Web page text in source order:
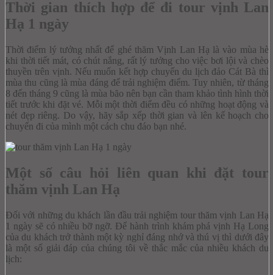
Thời gian thích hợp để đi tour vịnh Lan
Hạ 1 ngày
Thời điểm lý tưởng nhất để ghé thăm Vịnh Lan Hạ là vào mùa hè
khi thời tiết mát, có chút nắng, rất lý tưởng cho việc bơi lội và chèo
thuyền trên vịnh. Nếu muốn kết hợp chuyến du lịch đảo Cát Bà thì
mùa thu cũng là mùa đáng để trải nghiệm điểm.Tuy nhiên, từ tháng
8 đến tháng 9 cũng là mùa bão nên bạn cần tham khảo tình hình thời
tiết trước khi đặt vé. Mỗi một thời điểm đều có những hoạt động và
nét đẹp riêng. Do vậy, hãy sắp xếp thời gian và lên kế hoạch cho
chuyến đi của mình một cách chu đáo bạn nhé.
Một số câu hỏi liên quan khi đặt tour
thăm vịnh Lan Hạ
Đối với những du khách lần đầu trải nghiệm tour thăm vịnh Lan Hạ
1 ngày sẽ có nhiều bỡ ngỡ. Để hành trình khám phá vịnh Hạ Long
của du khách trở thành một kỳ nghỉ đáng nhớ và thú vị thì dưới đây
là một số giải đáp của chúng tôi về thắc mắc của nhiều khách du
lịch: